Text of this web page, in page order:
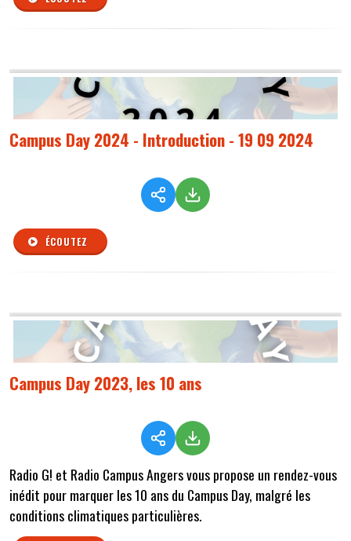
Campus Day 2024 - Introduction - 19 09 2024
ÉCOUTEZ
Campus Day 2023, les 10 ans
Radio G! et Radio Campus Angers vous propose un rendez-vous
inédit pour marquer les 10 ans du Campus Day, malgré les
conditions climatiques particulières.